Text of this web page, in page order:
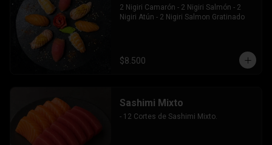
2 Nigiri Camarón - 2 Nigiri Salmón - 2
Nigiri Atún - 2 Nigiri Salmon Gratinado
$8.500
Sashimi Mixto
- 12 Cortes de Sashimi Mixto.